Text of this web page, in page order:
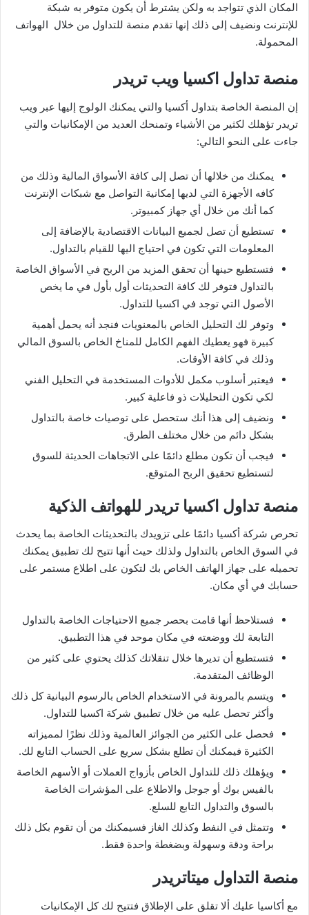
المكان الذي تتواجد به ولكن يشترط أن يكون متوفر به شبكة
للإنترنت ونضيف إلى ذلك إنها تقدم منصة للتداول من خلال الهواتف
المحمولة.
منصة تداول اكسيا ويب تريدر
إن المنصة الخاصة بتداول أكسيا والتي يمكنك الولوج إليها عبر ويب
تريدر تؤهلك لكثير من الأشياء وتمنحك العديد من الإمكانيات والتي
جاءت على النحو التالي:
يمكنك من خلالها أن تصل إلى كافة الأسواق المالية وذلك من
كافه الأجهزة التي لديها إمكانية التواصل مع شبكات الإنترنت
كما أنك من خلال أي جهاز كمبيوتر.
تستطيع أن تصل لجميع البيانات الاقتصادية بالإضافة إلى
المعلومات التي تكون في احتياج اليها للقيام بالتداول.
فتستطيع حينها أن تحقق المزيد من الربح في الأسواق الخاصة
بالتداول فتوفر لك كافة التحديثات أول بأول في ما يخص
الأصول التي توجد في اكسيا للتداول.
وتوفر لك التحليل الخاص بالمعنويات فنجد أنه يحمل أهمية
كبيرة فهو يعطيك الفهم الكامل للمناخ الخاص بالسوق المالي
وذلك في كافة الأوقات.
فيعتبر أسلوب مكمل للأدوات المستخدمة في التحليل الفني
لكي تكون التحليلات ذو فاعلية كبير.
ونضيف إلى هذا أنك ستحصل على توصيات خاصة بالتداول
بشكل دائم من خلال مختلف الطرق.
فيجب أن تكون مطلع دائمًا على الاتجاهات الحديثة للسوق
لتستطيع تحقيق الربح المتوقع.
منصة تداول اكسيا تريدر للهواتف الذكية
تحرص شركة أكسيا دائمًا على تزويدك بالتحديثات الخاصة بما يحدث
في السوق الخاص بالتداول ولذلك حيث أنها تتيح لك تطبيق يمكنك
تحميله على جهاز الهاتف الخاص بك لتكون على اطلاع مستمر على
حسابك في أي مكان.
فستلاحظ أنها قامت بحصر جميع الاحتياجات الخاصة بالتداول
التابعة لك ووضعته في مكان موحد في هذا التطبيق.
فتستطيع أن تديرها خلال تنقلاتك كذلك يحتوي على كثير من
الوظائف المتقدمة.
ويتسم بالمرونة في الاستخدام الخاص بالرسوم البيانية كل ذلك
وأكثر تحصل عليه من خلال تطبيق شركة اكسيا للتداول.
فحصل على الكثير من الجوائز العالمية وذلك نظرًا لمميزاته
الكثيرة فيمكنك أن تطلع بشكل سريع على الحساب التابع لك.
ويؤهلك ذلك للتداول الخاص بأزواج العملات أو الأسهم الخاصة
بالفيس بوك أو جوجل والاطلاع على المؤشرات الخاصة
بالسوق والتداول التابع للسلع.
وتتمثل في النفط وكذلك الغاز فسيمكنك من أن تقوم بكل ذلك
براحة ودقة وسهولة وبضغطة واحدة فقط.
منصة التداول ميتاتريدر
مع أكاسيا عليك ألا تقلق على الإطلاق فتتيح لك كل الإمكانيات